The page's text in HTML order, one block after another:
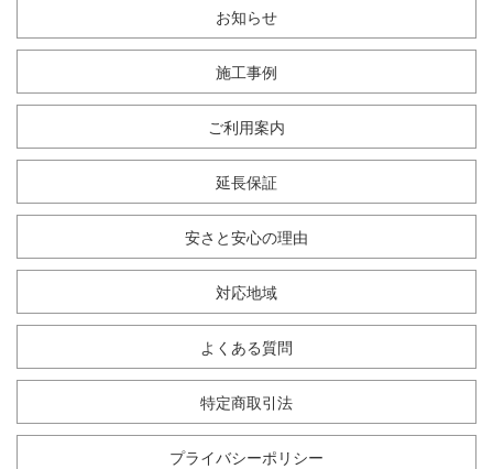
お知らせ
施工事例
ご利用案内
延長保証
安さと安心の理由
対応地域
よくある質問
特定商取引法
プライバシーポリシー